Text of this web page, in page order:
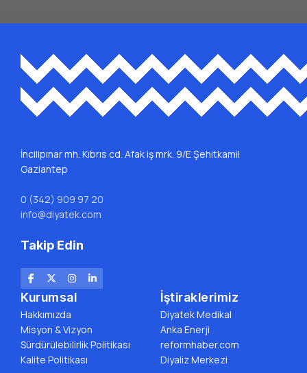
İncilipınar mh. Kıbrıs cd. Afak iş mrk. 9/E Şehitkamil
Gaziantep
0 (342) 909 97 20
info@diyatek.com
Takip Edin
Kurumsal
Hakkımızda
Misyon & Vizyon
Sürdürülebilirlik Politikası
Kalite Politikası
İştiraklerimiz
Diyatek Medikal
Anka Enerji
reformhaber.com
Diyaliz Merkezi